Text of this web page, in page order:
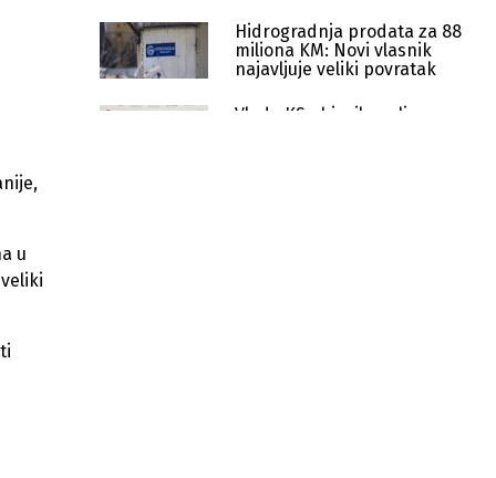
u
Hidrogradnja prodata za 88
miliona KM: Novi vlasnik
najavljuje veliki povratak
Vlada KS objavila online